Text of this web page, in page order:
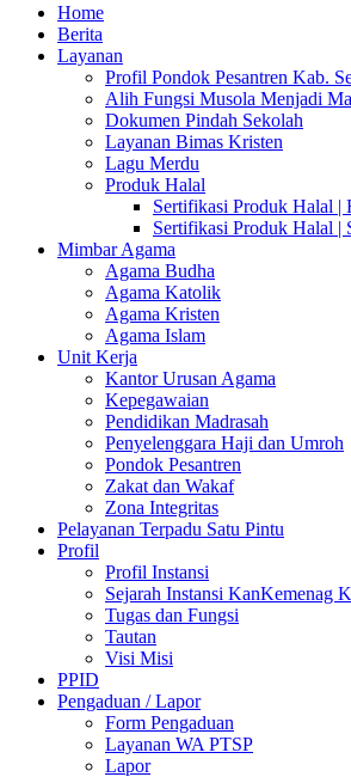
Home
Berita
Layanan
Profil Pondok Pesantren Kab.
Alih Fungsi Musola Menjadi
Dokumen Pindah Sekolah
Layanan Bimas Kristen
Lagu Merdu
Produk Halal
Sertifikasi Produk Halal |
Sertifikasi Produk Halal |
Mimbar Agama
Agama Budha
Agama Katolik
Agama Kristen
Agama Islam
Unit Kerja
Kantor Urusan Agama
Kepegawaian
Pendidikan Madrasah
Penyelenggara Haji dan Umroh
Pondok Pesantren
Zakat dan Wakaf
Zona Integritas
Pelayanan Terpadu Satu Pintu
Profil
Profil Instansi
Sejarah Instansi KanKemenag
Tugas dan Fungsi
Tautan
Visi Misi
PPID
Pengaduan / Lapor
Form Pengaduan
Layanan WA PTSP
Lapor